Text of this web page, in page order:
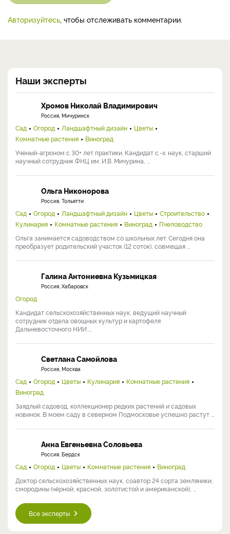
Авторизуйтесь, чтобы отслеживать комментарии.
Наши эксперты
Хромов Николай Владимирович
Россия, Мичуринск
Сад Огород Ландшафтный дизайн
Цветы
Комнатные растения
Виноград
Ученый-агроном с 30+ лет практики. Кандидат с.-х. наук, старший
научный сотрудник ФНЦ им. И.В. Мичурина, ...
Ольга Никонорова
Россия, Тольятти
Сад Огород Ландшафтный дизайн Цветы
Строительство
Кулинария
Комнатные растения Виноград
Пчеловодство
Ольга занимается садоводством со школьных лет. Сегодня она
преобразует родительский участок (12 соток), совмещая ...
Галина Антониевна Кузьмицкая
Россия, Хабаровск
Огород
Кандидат сельскохозяйственных наук, ведущий научный
сотрудник отдела овощных культур и картофеля
Дальневосточного НИИ ...
Светлана Самойлова
Россия, Москва
Сад Огород Цветы Кулинария
Комнатные растения
Виноград
Заядлый садовод, коллекционер редких растений и садовых
новинок. В моем саду в северном Подмосковье успешно растут ...
Анна Евгеньевна Соловьева
Россия, Бердск
Сад Огород Цветы Комнатные растения
Виноград
Доктор сельскохозяйственных наук, соавтор 24 сорта земляники,
смородины (чёрной, красной, золотистой и американской), ...
Все эксперты